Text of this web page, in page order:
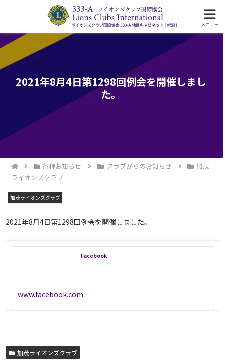
ライオンズクラブ国際協会333-A地区の活動
2021年8月4日第1298回例会を開催しまし
た。
各種お知らせ クラブからのお知らせ
加茂
ライオンズクラブ
加茂ライオンズクラブ
2021年8月4日第1298回例会を開催しました。
Facebook
www.facebook.com
加茂ライオンズクラブ
メニュー